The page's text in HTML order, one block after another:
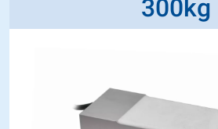
300kg